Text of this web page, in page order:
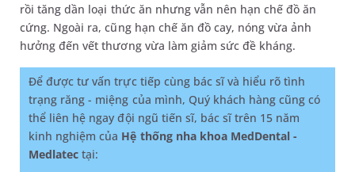
rồi tăng dần loại thức ăn nhưng vẫn nên hạn chế đồ ăn
cứng. Ngoài ra, cũng hạn chế ăn đồ cay, nóng vừa ảnh
hưởng đến vết thương vừa làm giảm sức đề kháng.
Để được tư vấn trực tiếp cùng bác sĩ và hiểu rõ tình
trạng răng - miệng của mình, Quý khách hàng cũng có
thể liên hệ ngay đội ngũ tiến sĩ, bác sĩ trên 15 năm
kinh nghiệm của Hệ thống nha khoa MedDental -
Medlatec tại: